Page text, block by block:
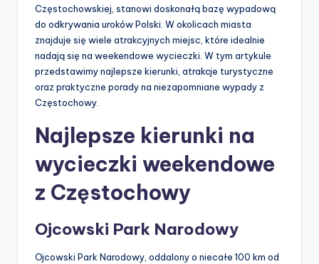
Częstochowskiej, stanowi doskonałą bazę wypadową
do odkrywania uroków Polski. W okolicach miasta
znajduje się wiele atrakcyjnych miejsc, które idealnie
nadają się na weekendowe wycieczki. W tym artykule
przedstawimy najlepsze kierunki, atrakcje turystyczne
oraz praktyczne porady na niezapomniane wypady z
Częstochowy.
Najlepsze kierunki na
wycieczki weekendowe
z Częstochowy
Ojcowski Park Narodowy
Ojcowski Park Narodowy, oddalony o niecałe 100 km od